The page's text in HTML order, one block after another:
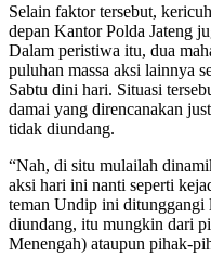
Selain faktor tersebut,
depan Kantor Polda Jateng
Dalam peristiwa itu, dua
puluhan massa aksi lainnya
Sabtu dini hari. Situasi
damai yang direncanakan
tidak diundang.
“Nah, di situ mulailah
aksi hari ini nanti seperti
teman Undip ini
diundang, itu mungkin dari
Menengah) ataupun pihak-